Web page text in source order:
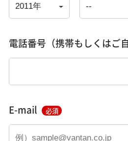
電話番号（携帯もしくはご
E-mail 必須